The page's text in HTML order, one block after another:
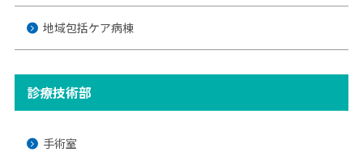
地域包括ケア病棟
診療技術部
手術室